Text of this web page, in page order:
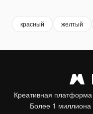
красный желтый
Креативная
Более 1 миллиона